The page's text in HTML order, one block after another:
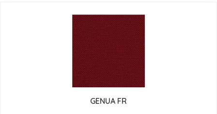
GENUA FR